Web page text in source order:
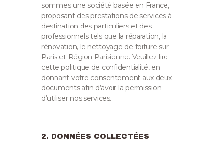
Contactez-nous
sommes une société basée en France,
proposant des prestations de services à
destination des particuliers et des
professionnels tels que la réparation, la
rénovation, le nettoyage de toiture sur
Paris et Région Parisienne. Veuillez lire
cette politique de confidentialité, en
donnant votre consentement aux deux
documents afin d’avoir la permission
d’utiliser nos services.
2. DONNÉES COLLECTÉES